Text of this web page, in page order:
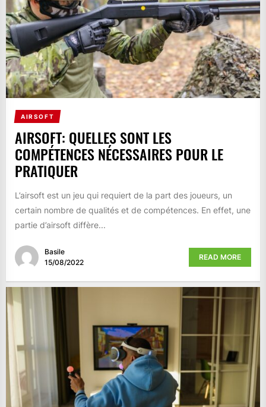
AIRSOFT
AIRSOFT: QUELLES SONT LES
COMPÉTENCES NÉCESSAIRES POUR LE
PRATIQUER
L’airsoft est un jeu qui requiert de la part des joueurs, un
certain nombre de qualités et de compétences. En effet, une
partie d’airsoft diffère...
Basile
15/08/2022
READ MORE